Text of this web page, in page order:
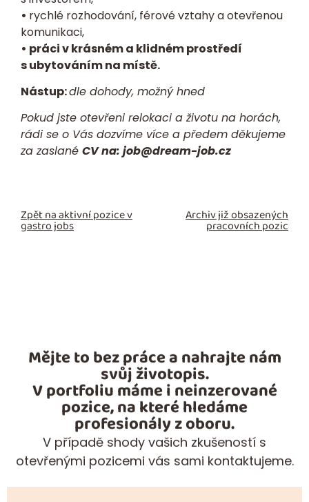
• rychlé rozhodování, férové vztahy a otevřenou
komunikaci,
• práci v krásném a klidném prostředí
s ubytováním na místě.
Nástup:dle dohody, možný hned
Pokud jste otevřeni relokaci a životu na horách,
rádi se o Vás dozvíme více a předem děkujeme
za zaslané CV na: job@dream-job.cz
Zpět na aktivní pozice v
gastro jobs
Archiv již obsazených
pracovních pozic
Mějte to bez práce a nahrajte nám
svůj životopis.
V portfoliu máme i neinzerované
pozice, na které hledáme
profesionály z oboru.
V případě shody vašich zkušeností s
otevřenými pozicemi vás sami kontaktujeme.